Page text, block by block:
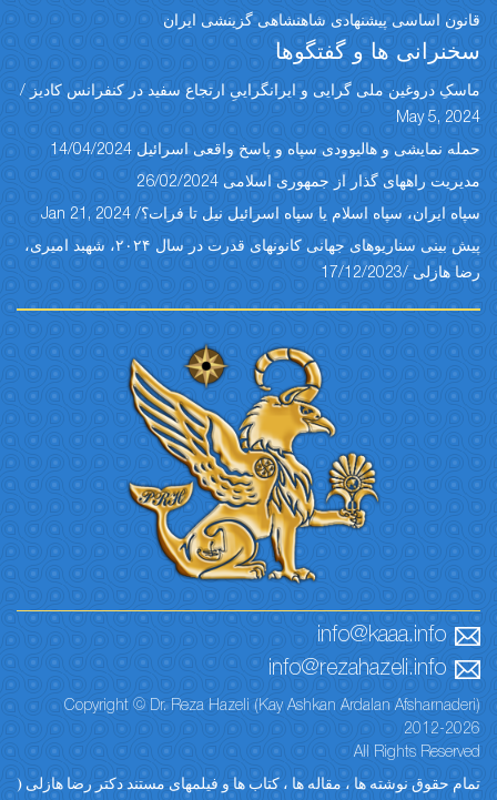
قانون اساسی پیشنهادی شاهنشاهی گزینشی ایران
سخنرانی ها و گفتگوها
ماسکِ دروغین ملی گرایی و ایرانگراییِ ارتجاع سفید در کنفرانس کادیز /
May 5, 2024
حمله نمایشی و هالیوودی سپاه و پاسخ واقعی اسرائیل 14/04/2024
مدیریت راههای گذار از جمهوری اسلامی 26/02/2024
سپاه ایران، سپاه اسلام یا سپاه اسرائیل نیل تا فرات؟/ Jan 21, 2024
پیش بینی سناریوهای جهانی کانونهای قدرت در سال ۲۰۲۴، شهبد امیری،
رضا هازلی /17/12/2023
info@kaaa.info
info@rezahazeli.info
Copyright © Dr. Reza Hazeli (Kay Ashkan Ardalan Afsharnaderi)
2012-2026
All Rights Reserved
تمام حقوق نوشته ها ، مقاله ها ، کتاب ها و فیلمهای مستند دکتر رضا هازلی (